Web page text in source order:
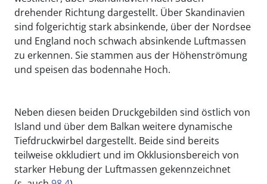
drehender Richtung dargestellt. Über Skandinavien
sind folgerichtig stark absinkende, über der Nordsee
und England noch schwach absinkende Luftmassen
zu erkennen. Sie stammen aus der Höhenströmung
und speisen das bodennahe Hoch.
Neben diesen beiden Druckgebilden sind östlich von
Island und über dem Balkan weitere dynamische
Tiefdruckwirbel dargestellt. Beide sind bereits
teilweise okkludiert und im Okklusionsbereich von
starker Hebung der Luftmassen gekennzeichnet